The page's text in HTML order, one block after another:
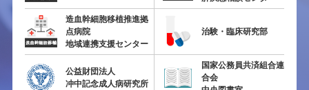
造血幹細胞移植推進拠
点病院
地域連携支援センター
治験・臨床研究部
公益財団法人
冲中記念成人病研究所
国家公務員共済組合連
合会